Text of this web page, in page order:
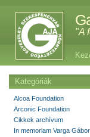
"A
Kategóriák
Alcoa Foundation
Arconic Foundation
Cikkek archívum
In memoriam Varga Gábor